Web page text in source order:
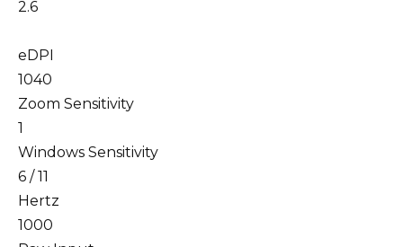
2.6
eDPI
1040
Zoom Sensitivity
1
Windows Sensitivity
6 / 11
Hertz
1000